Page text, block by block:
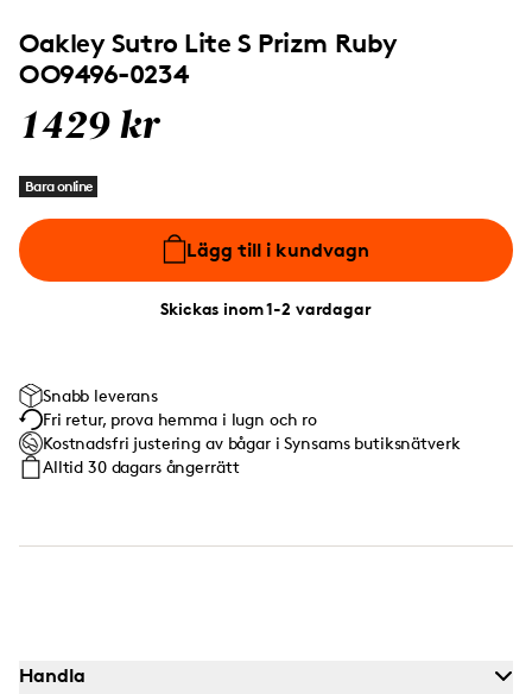
Oakley Sutro Lite S Prizm Ruby
OO9496-0234
1429 kr
Bara online
Lägg till i kundvagn
Skickas inom 1-2 vardagar
Snabb leverans
Fri retur, prova hemma i lugn och ro
Kostnadsfri justering av bågar i Synsams butiksnätverk
Alltid 30 dagars ångerrätt
Handla